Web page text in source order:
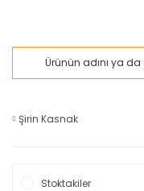
Şirin Kasnak
Stoktakiler